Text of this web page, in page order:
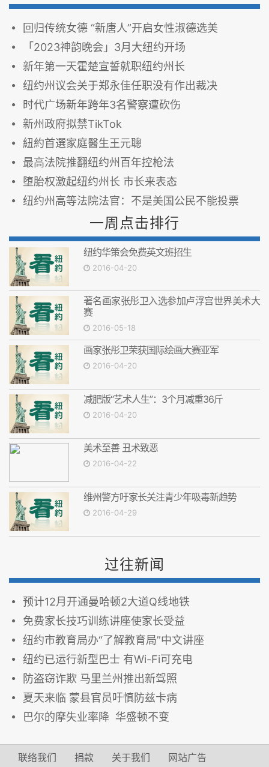
回归传统女德 “新唐人”开启女性淑德选美
「2023神韵晚会」3月大纽约开场
新年第一天霍楚宣誓就职纽约州长
纽约州议会关于郑永佳任职没有作出裁决
时代广场新年跨年3名警察遭砍伤
新州政府拟禁TikTok
紐約首選家庭醫生王元聰
最高法院推翻纽约州百年控枪法
堕胎权激起纽约州长 市长来表态
纽约州高等法院法官：不是美国公民不能投票
一周点击排行
纽约华策会免费英文班招生
2016-04-20
著名画家张彤卫入选参加卢浮宫世界美术大
赛
2016-05-18
画家张彤卫荣获国际绘画大赛亚军
2016-04-20
减肥版“艺术人生”：3个月减重36斤
2016-04-20
美术至善 丑术致恶
2016-04-22
维州警方吁家长关注青少年吸毒新趋势
2016-04-29
过往新闻
预计12月开通曼哈顿2大道Q线地铁
免费家长技巧训练讲座使家长受益
纽约市教育局办“了解教育局”中文讲座
纽约已运行新型巴士 有Wi-Fi可充电
防盗窃诈欺 马里兰州推出新驾照
夏天来临 蒙县官员吁慎防兹卡病
巴尔的摩失业率降 华盛顿不变
联络我们 捐款 关于我们 网站广告